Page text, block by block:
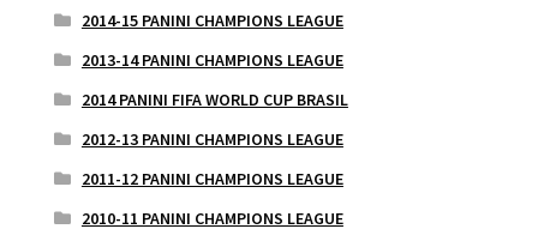
2014-15 PANINI CHAMPIONS LEAGUE
2013-14 PANINI CHAMPIONS LEAGUE
2014 PANINI FIFA WORLD CUP BRASIL
2012-13 PANINI CHAMPIONS LEAGUE
2011-12 PANINI CHAMPIONS LEAGUE
2010-11 PANINI CHAMPIONS LEAGUE